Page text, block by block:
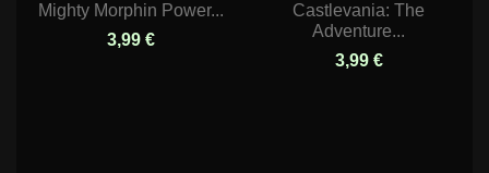
Mighty Morphin Power...
3,99 €
Castlevania: The
Adventure...
3,99 €